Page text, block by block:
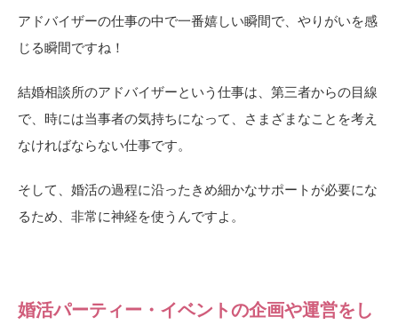
アドバイザーの仕事の中で一番嬉しい瞬間で、やりがいを感
じる瞬間ですね！
結婚相談所のアドバイザーという仕事は、第三者からの目線
で、時には当事者の気持ちになって、さまざまなことを考え
なければならない仕事です。
そして、婚活の過程に沿ったきめ細かなサポートが必要にな
るため、非常に神経を使うんですよ。
婚活パーティー・イベントの企画や運営をし